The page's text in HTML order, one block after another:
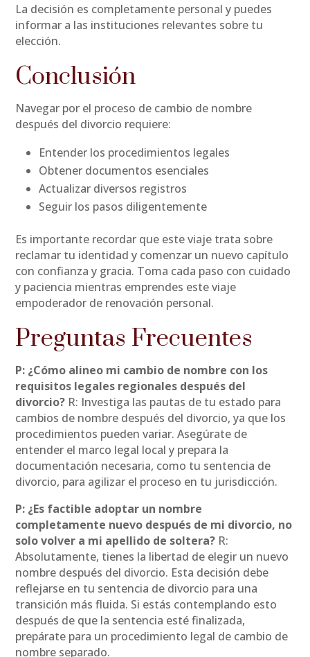
La decisión es completamente personal y puedes
informar a las instituciones relevantes sobre tu
elección.
Conclusión
Navegar por el proceso de cambio de nombre
después del divorcio requiere:
Entender los procedimientos legales
Obtener documentos esenciales
Actualizar diversos registros
Seguir los pasos diligentemente
Es importante recordar que este viaje trata sobre
reclamar tu identidad y comenzar un nuevo capítulo
con confianza y gracia. Toma cada paso con cuidado
y paciencia mientras emprendes este viaje
empoderador de renovación personal.
Preguntas Frecuentes
P: ¿Cómo alineo mi cambio de nombre con los
requisitos legales regionales después del
divorcio? R: Investiga las pautas de tu estado para
cambios de nombre después del divorcio, ya que los
procedimientos pueden variar. Asegúrate de
entender el marco legal local y prepara la
documentación necesaria, como tu sentencia de
divorcio, para agilizar el proceso en tu jurisdicción.
P: ¿Es factible adoptar un nombre
completamente nuevo después de mi divorcio, no
solo volver a mi apellido de soltera? R:
Absolutamente, tienes la libertad de elegir un nuevo
nombre después del divorcio. Esta decisión debe
reflejarse en tu sentencia de divorcio para una
transición más fluida. Si estás contemplando esto
después de que la sentencia esté finalizada,
prepárate para un procedimiento legal de cambio de
nombre separado.